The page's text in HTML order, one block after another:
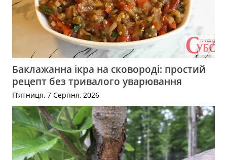
Баклажанна ікра на сковороді: простий
рецепт без тривалого уварювання
П’ятниця, 7 Серпня, 2026